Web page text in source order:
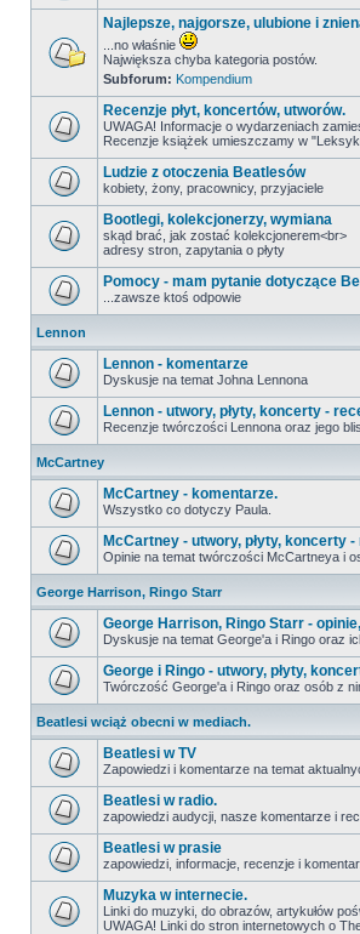
Najlepsze, najgorsze, ulubione i
...no właśnie
Największa chyba kategoria postów.
Subforum: Kompendium
Recenzje płyt, koncertów, utworów.
UWAGA! Informacje o wydarzeniach
Recenzje książek umieszczamy w
Ludzie z otoczenia Beatlesów
kobiety, żony, pracownicy, przyjaciele
Bootlegi, kolekcjonerzy, wymiana
skąd brać, jak zostać kolekcjonerem<br>
adresy stron, zapytania o płyty
Pomocy - mam pytanie dotyczące
...zawsze ktoś odpowie
Lennon
Lennon - komentarze
Dyskusje na temat Johna Lennona
Lennon - utwory, płyty, koncerty -
Recenzje twórczości Lennona oraz jego
McCartney
McCartney - komentarze.
Wszystko co dotyczy Paula.
McCartney - utwory, płyty, koncerty
Opinie na temat twórczości McCartneya i
George Harrison, Ringo Starr
George Harrison, Ringo Starr -
Dyskusje na temat George'a i Ringo oraz
George i Ringo - utwory, płyty,
Twórczość George'a i Ringo oraz osób z
Beatlesi wciąż obecni w mediach.
Beatlesi w TV
Zapowiedzi i komentarze na temat
Beatlesi w radio.
zapowiedzi audycji, nasze komentarze i
Beatlesi w prasie
zapowiedzi, informacje, recenzje i
Muzyka w internecie.
Linki do muzyki, do obrazów, artykułów
UWAGA! Linki do stron internetowych o